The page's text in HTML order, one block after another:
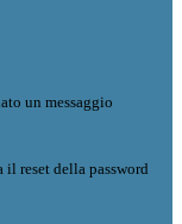
un messaggio
il reset della password